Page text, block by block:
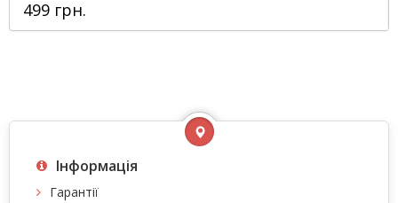
499 грн.
Інформація
Гарантії